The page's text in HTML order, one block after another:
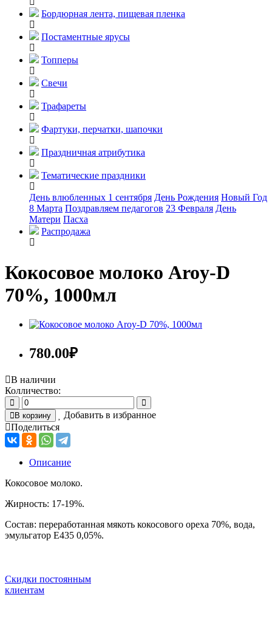
Бордюрная лента, пищевая пленка
Постаментные ярусы
Топперы
Свечи
Трафареты
Фартуки, перчатки, шапочки
Праздничная атрибутика
Тематические праздники
День влюбленных 1 сентября День Рождения Новый Год
8 Марта Поздравляем педагогов 23 Февраля День
Матери Пасха
Распродажа
Кокосовое молоко Aroy-D
70%, 1000мл
780.00₽
В наличии
Колличество:
В корзину
Добавить в избранное
Поделиться
Описание
Кокосовое молоко.
Жирность: 17-19%.
Состав: переработанная мякоть кокосового ореха 70%, вода,
эмульгатор E435 0,05%.
Скидки постоянным
клиентам